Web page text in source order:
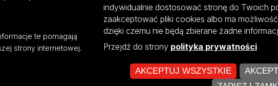
UŁ współfinansowany z funduszy Unii Europejskiej w ramach konkursu NCBR
te pomagają
strony internetowej.
indywidualnie dostosować stronę do Twoich
zaakceptować pliki cookies albo ma
dzięki czemu nie będą zbierane żadne
Przejdź do strony polityka prywatności
AKCEPTUJ WSZYSTKIE